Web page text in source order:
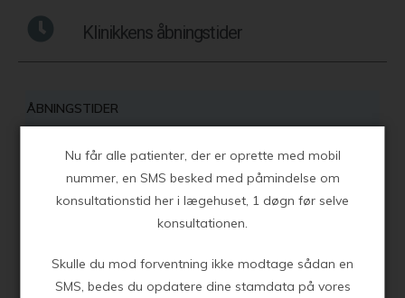
Klinikkens åbningstider
ÅBNINGSTIDER
Tirsdag 8.00 – 16.00
Fredag 8.00 – 16.00
Nu får alle patienter, der er oprette med mobil
nummer, en SMS besked med påmindelse om
konsultationstid her i lægehuset, 1 døgn før selve
konsultationen.
Skulle du mod forventning ikke modtage sådan en
SMS, bedes du opdatere dine stamdata på vores